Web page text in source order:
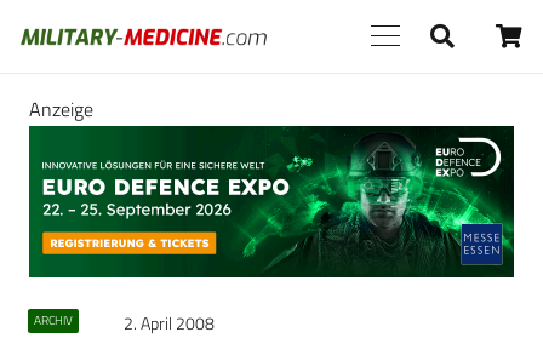
Anzeige
ARCHIV 2. April 2008